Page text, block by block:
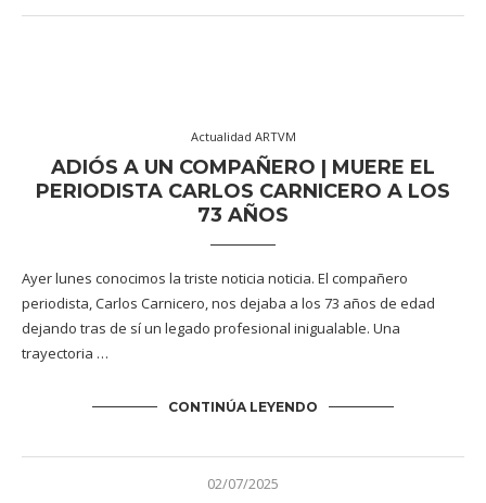
Actualidad ARTVM
ADIÓS A UN COMPAÑERO | MUERE EL
PERIODISTA CARLOS CARNICERO A LOS
73 AÑOS
Ayer lunes conocimos la triste noticia noticia. El compañero
periodista, Carlos Carnicero, nos dejaba a los 73 años de edad
dejando tras de sí un legado profesional inigualable. Una
trayectoria …
CONTINÚA LEYENDO
02/07/2025